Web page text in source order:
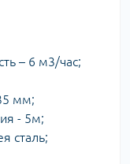
– 6 м3/час;
мм;
- 5м;
сталь;